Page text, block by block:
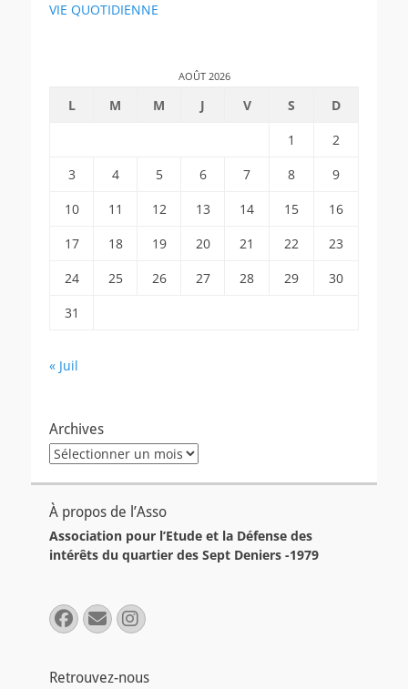
VIE QUOTIDIENNE
AOÛT 2026
L M M J V S
D
1
2
3
4 5 6 7 8
9
10
11 12 13 14 15
16
17
18 19 20 21 22
23
24
25 26 27 28 29
30
31
« Juil
Archives
Archives
À propos de l’Asso
Association pour l’Etude et la Défense des
intérêts du quartier des Sept Deniers -1979
Facebook
E-
mail
Instagram
Retrouvez-nous